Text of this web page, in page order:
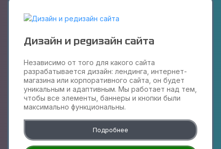
Дизайн и редизайн сайта
Независимо от того для какого сайта
разрабатывается дизайн: лендинга, интернет-
магазина или корпоративного сайта, он будет
уникальным и адаптивным. Мы работает над тем,
чтобы все элементы, баннеры и кнопки были
максимально функциональны.
Подробнее